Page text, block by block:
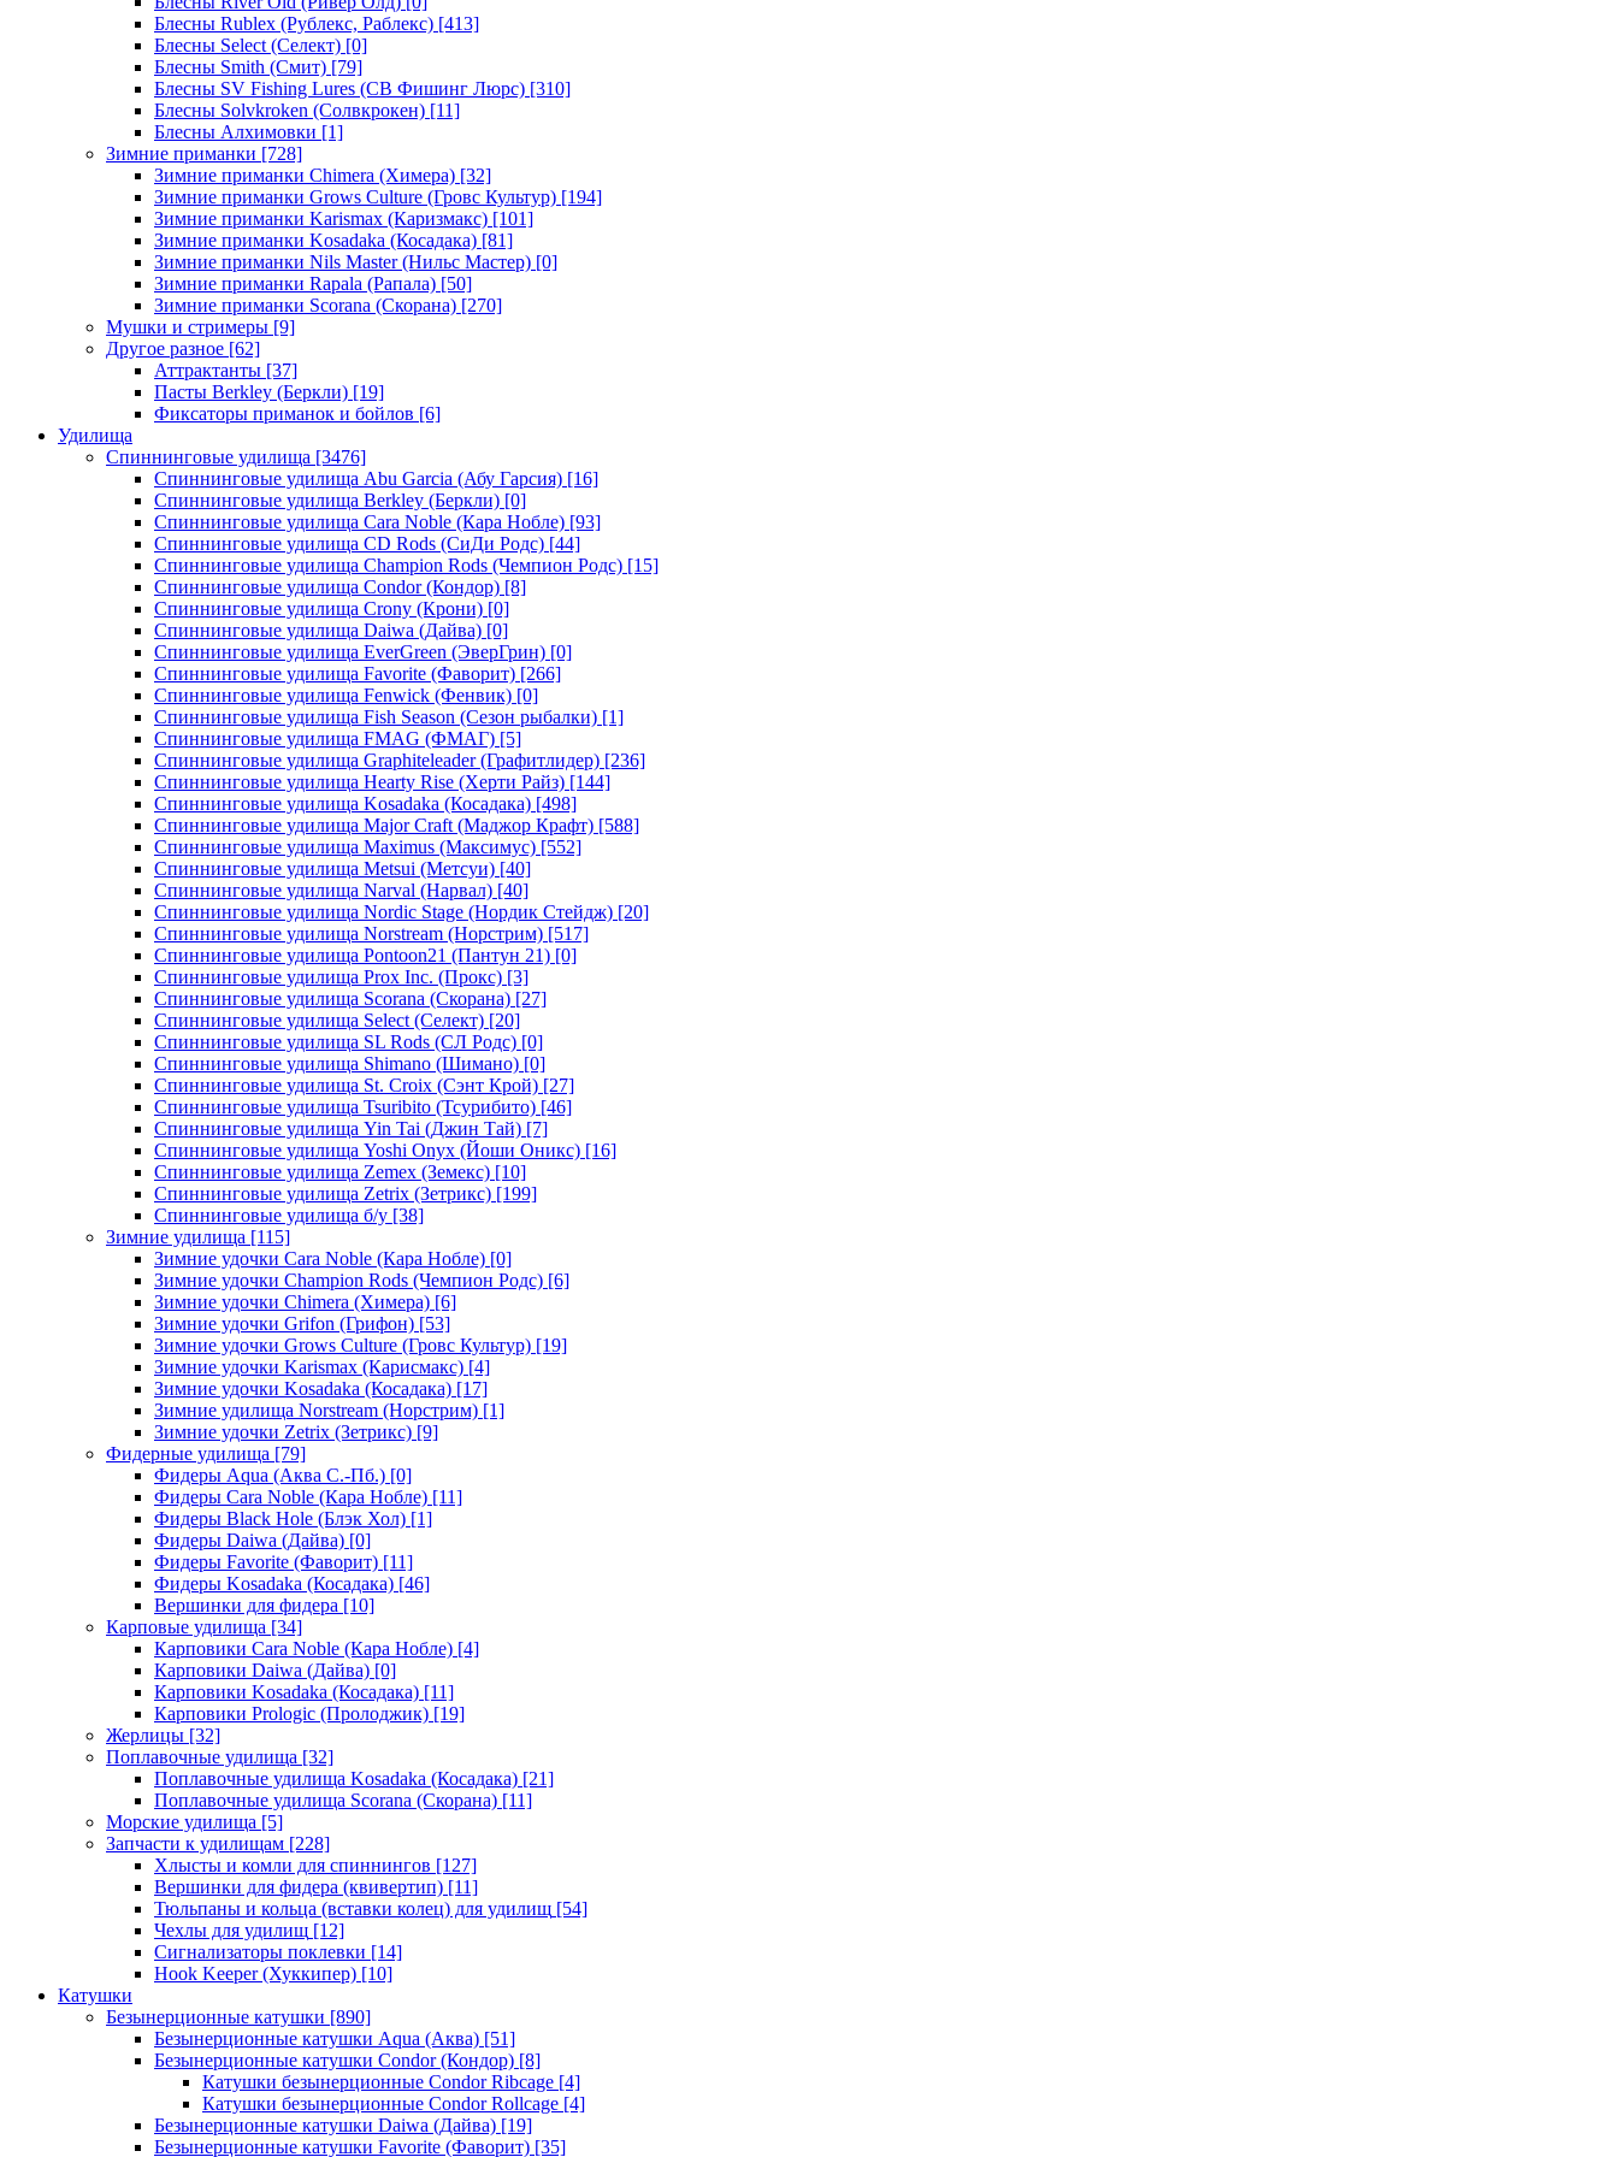
Блесны Rublex (Рублекс, Раблекс) [413]
Блесны Select (Селект) [0]
Блесны Smith (Смит) [79]
Блесны SV Fishing Lures (СВ Фишинг Люрс) [310]
Блесны Solvkroken (Солвкрокен) [11]
Блесны Алхимовки [1]
Зимние приманки [728]
Зимние приманки Chimera (Химера) [32]
Зимние приманки Grows Culture (Гровс Культур) [194]
Зимние приманки Karismax (Каризмакс) [101]
Зимние приманки Kosadaka (Косадака) [81]
Зимние приманки Nils Master (Нильс Мастер) [0]
Зимние приманки Rapala (Рапала) [50]
Зимние приманки Scorana (Скорана) [270]
Мушки и стримеры [9]
Другое разное [62]
Аттрактанты [37]
Пасты Berkley (Беркли) [19]
Фиксаторы приманок и бойлов [6]
Удилища
Спиннинговые удилища [3476]
Спиннинговые удилища Abu Garcia (Абу Гарсия) [16]
Спиннинговые удилища Berkley (Беркли) [0]
Спиннинговые удилища Cara Noble (Кара Нобле) [93]
Спиннинговые удилища CD Rods (СиДи Родс) [44]
Спиннинговые удилища Champion Rods (Чемпион Родс) [15]
Спиннинговые удилища Condor (Кондор) [8]
Спиннинговые удилища Crony (Крони) [0]
Спиннинговые удилища Daiwa (Дайва) [0]
Спиннинговые удилища EverGreen (ЭверГрин) [0]
Спиннинговые удилища Favorite (Фаворит) [266]
Спиннинговые удилища Fenwick (Фенвик) [0]
Спиннинговые удилища Fish Season (Сезон рыбалки) [1]
Спиннинговые удилища FMAG (ФМАГ) [5]
Спиннинговые удилища Graphiteleader (Графитлидер) [236]
Спиннинговые удилища Hearty Rise (Херти Райз) [144]
Спиннинговые удилища Kosadaka (Косадака) [498]
Спиннинговые удилища Major Craft (Маджор Крафт) [588]
Спиннинговые удилища Maximus (Максимус) [552]
Спиннинговые удилища Metsui (Метсуи) [40]
Спиннинговые удилища Narval (Нарвал) [40]
Спиннинговые удилища Nordic Stage (Нордик Стейдж) [20]
Спиннинговые удилища Norstream (Норстрим) [517]
Спиннинговые удилища Pontoon21 (Пантун 21) [0]
Спиннинговые удилища Prox Inc. (Прокс) [3]
Спиннинговые удилища Scorana (Скорана) [27]
Спиннинговые удилища Select (Селект) [20]
Спиннинговые удилища SL Rods (СЛ Родс) [0]
Спиннинговые удилища Shimano (Шимано) [0]
Спиннинговые удилища St. Croix (Сэнт Крой) [27]
Спиннинговые удилища Tsuribito (Тсурибито) [46]
Спиннинговые удилища Yin Tai (Джин Тай) [7]
Спиннинговые удилища Yoshi Onyx (Йоши Оникс) [16]
Спиннинговые удилища Zemex (Земекс) [10]
Спиннинговые удилища Zetrix (Зетрикс) [199]
Спиннинговые удилища б/у [38]
Зимние удилища [115]
Зимние удочки Cara Noble (Кара Нобле) [0]
Зимние удочки Champion Rods (Чемпион Родс) [6]
Зимние удочки Chimera (Химера) [6]
Зимние удочки Grifon (Грифон) [53]
Зимние удочки Grows Culture (Гровс Культур) [19]
Зимние удочки Karismax (Карисмакс) [4]
Зимние удочки Kosadaka (Косадака) [17]
Зимние удилища Norstream (Норстрим) [1]
Зимние удочки Zetrix (Зетрикс) [9]
Фидерные удилища [79]
Фидеры Aqua (Аква С.-Пб.) [0]
Фидеры Cara Noble (Кара Нобле) [11]
Фидеры Black Hole (Блэк Хол) [1]
Фидеры Daiwa (Дайва) [0]
Фидеры Favorite (Фаворит) [11]
Фидеры Kosadaka (Косадака) [46]
Вершинки для фидера [10]
Карповые удилища [34]
Карповики Cara Noble (Кара Нобле) [4]
Карповики Daiwa (Дайва) [0]
Карповики Kosadaka (Косадака) [11]
Карповики Prologic (Пролоджик) [19]
Жерлицы [32]
Поплавочные удилища [32]
Поплавочные удилища Kosadaka (Косадака) [21]
Поплавочные удилища Scorana (Скорана) [11]
Морские удилища [5]
Запчасти к удилищам [228]
Хлысты и комли для спиннингов [127]
Вершинки для фидера (квивертип) [11]
Тюльпаны и кольца (вставки колец) для удилищ [54]
Чехлы для удилищ [12]
Сигнализаторы поклевки [14]
Hook Keeper (Хуккипер) [10]
Катушки
Безынерционные катушки [890]
Безынерционные катушки Aqua (Аква) [51]
Безынерционные катушки Condor (Кондор) [8]
Катушки безынерционные Condor Ribcage [4]
Катушки безынерционные Condor Rollcage [4]
Безынерционные катушки Daiwa (Дайва) [19]
Безынерционные катушки Favorite (Фаворит) [35]